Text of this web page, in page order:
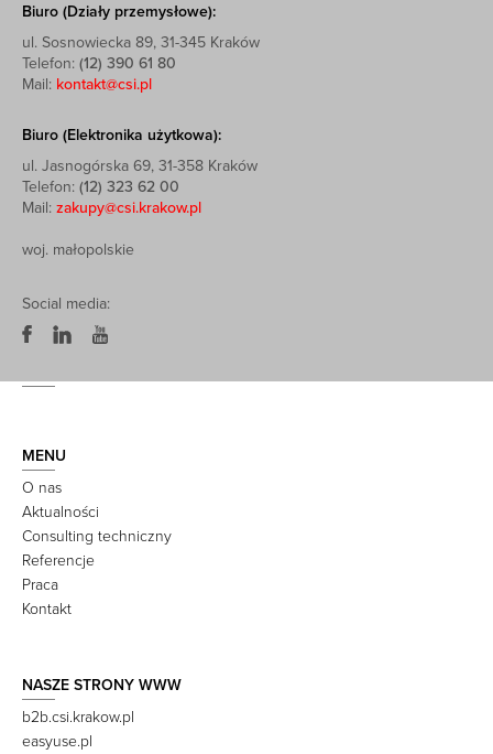
Biuro (Działy przemysłowe):
ul. Sosnowiecka 89, 31-345 Kraków
Telefon: (12) 390 61 80
Mail: kontakt@csi.pl
Biuro (Elektronika użytkowa):
ul. Jasnogórska 69, 31-358 Kraków
Telefon: (12) 323 62 00
Mail: zakupy@csi.krakow.pl
woj. małopolskie
Social media:
MENU
O nas
Aktualności
Consulting techniczny
Referencje
Praca
Kontakt
NASZE STRONY WWW
b2b.csi.krakow.pl
easyuse.pl